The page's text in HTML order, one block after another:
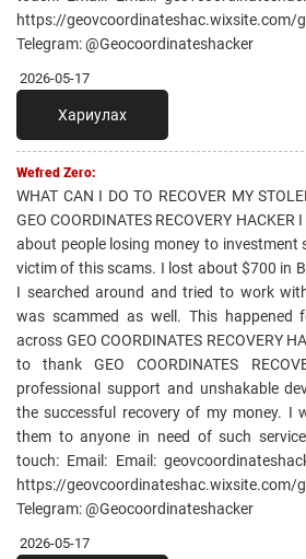
https://geovcoordinateshac.wixsite.com/
Telegram: @Geocoordinateshacker
2026-05-17
Хариулах
Wefred Zero:
WHAT CAN I DO TO RECOVER MY
GEO COORDINATES RECOVERY
about people losing money to investment
victim of this scams. I lost about $700 in
I searched around and tried to work
was scammed as well. This happened
across GEO COORDINATES RECOVERY
to thank GEO COORDINATES
professional support and unshakable
the successful recovery of my money. I
them to anyone in need of such
touch: Email: Email:
https://geovcoordinateshac.wixsite.com/
Telegram: @Geocoordinateshacker
2026-05-17